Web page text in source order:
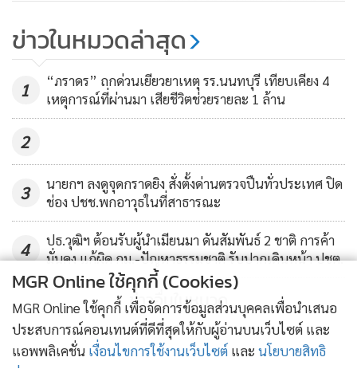
124
ไฟแนนซ์"
ข่าวในหมวดล่าสุด
1
“ภราดร” ถกด่วนเยียวยาเหตุ รร.นนทบุรี เทียบเคียง 4
เหตุการณ์ที่ผ่านมา เสียชีวิตช่วยรายละ 1 ล้าน
2
3
นายกฯ ลงดูจุดกราดยิง สั่งตั้งด่านตรวจปืนทั่วประเทศ ปิด
ช่อง ปชช.พกอาวุธในที่สาธารณะ
4
ปธ.วุฒิฯ ต้อนรับผู้นำเมียนมา ดันสัมพันธ์ 2 ชาติ การค้า
มั่นคง แก้ผิด กม.-ปัญหาธรรมชาติ รับปากเดินหน้า ปชต.
ข่าวอื่นในหมวด
MGR Online ใช้คุกกี้ (Cookies)
MGR Online ใช้คุกกี้ เพื่อจัดการข้อมูลส่วนบุคคลเพื่อนำเสนอ
ประสบการณ์คอนเทนต์ที่ดีที่สุดให้กับผู้อ่านบนเว็บไซต์ และ
แอพพลิเคชั่น เงื่อนไขการใช้งานเว็บไซต์ และ นโยบายสิทธิ